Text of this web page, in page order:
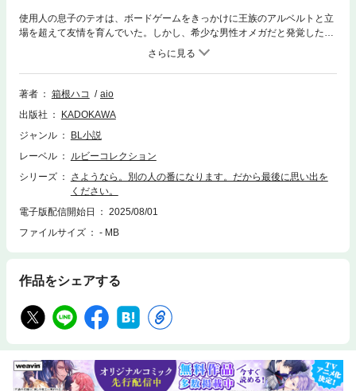
使用人の息子のテオは、ボードゲームをきっかけに王族のアルベルトと立
場を超えて友情を育んでいた。しかし、希少な男性オメガだと発覚したテ
オは強制的に現王の側室になる運命にあった。アルベルトに対して淡い恋
心を抱えていたテオは、別れの前夜にせめてもの思い出にと裏庭を訪れる
と、ある少女の思惑で恋の魔法が施されたその庭で図らずともアルベルト
に遭遇してしまう。両想いとなった甘い時間も束の間、魔法で心を操られ
果たす――はずだった。しかし十数年後、腐敗した王に対してクーデター
が起こり、偶然にもテオはその首謀者であるアルベルトに助け出される。
生の書き下ろしショートストーリーを電子版だけに特別収録！
著者 箱根ハコ
aio
出版社
KADOKAWA
ジャンル
BL小説
レーベル
ルビーコレクション
シリーズ
さようなら。別の人の番になります。だから最後に思い出を
ください。
電子版配信開始日
2025/08/01
ファイルサイズ
- MB
作品をシェアする